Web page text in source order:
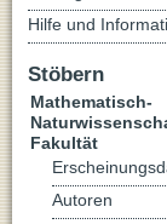
Hilfe und
Stöbern
Mathematisch-
Fakultät
Autoren